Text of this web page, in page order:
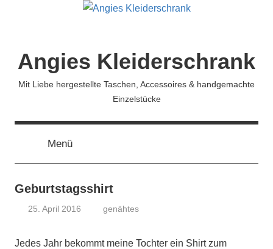
Angies Kleiderschrank
Mit Liebe hergestellte Taschen, Accessoires & handgemachte
Einzelstücke
Menü
Geburtstagsshirt
25. April 2016
genähtes
Jedes Jahr bekommt meine Tochter ein Shirt zum